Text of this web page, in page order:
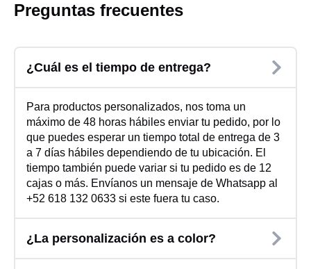
Preguntas frecuentes
¿Cuál es el tiempo de entrega?
Para productos personalizados, nos toma un
máximo de 48 horas hábiles enviar tu pedido, por lo
que puedes esperar un tiempo total de entrega de 3
a 7 días hábiles dependiendo de tu ubicación. El
tiempo también puede variar si tu pedido es de 12
cajas o más. Envíanos un mensaje de Whatsapp al
+52 618 132 0633 si este fuera tu caso.
¿La personalización es a color?